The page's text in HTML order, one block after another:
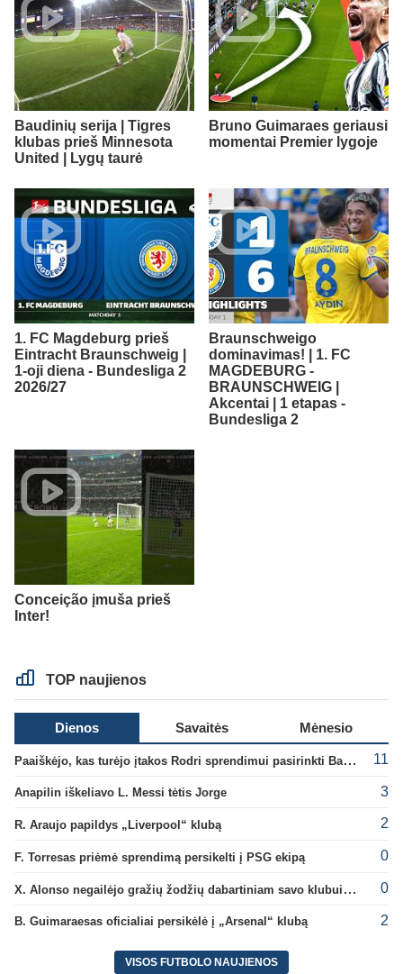
Baudinių serija | Tigres
klubas prieš Minnesota
United | Lygų taurė
Bruno Guimaraes geriausi
momentai Premier lygoje
1. FC Magdeburg prieš
Eintracht Braunschweig |
1-oji diena - Bundesliga 2
2026/27
Braunschweigo
dominavimas! | 1. FC
MAGDEBURG -
BRAUNSCHWEIG |
Akcentai | 1 etapas -
Bundesliga 2
Conceição įmuša prieš
Inter!
TOP naujienos
Dienos Savaitės Mėnesio
Paaiškėjo, kas turėjo įtakos Rodri sprendimui pasirinkti Barselonos pusę 11
Anapilin iškeliavo L. Messi tėtis Jorge 3
R. Araujo papildys „Liverpool“ klubą 2
F. Torresas priėmė sprendimą persikelti į PSG ekipą 0
X. Alonso negailėjo gražių žodžių dabartiniam savo klubui „Chelsea“ 0
B. Guimaraesas oficialiai persikėlė į „Arsenal“ klubą 2
VISOS FUTBOLO NAUJIENOS